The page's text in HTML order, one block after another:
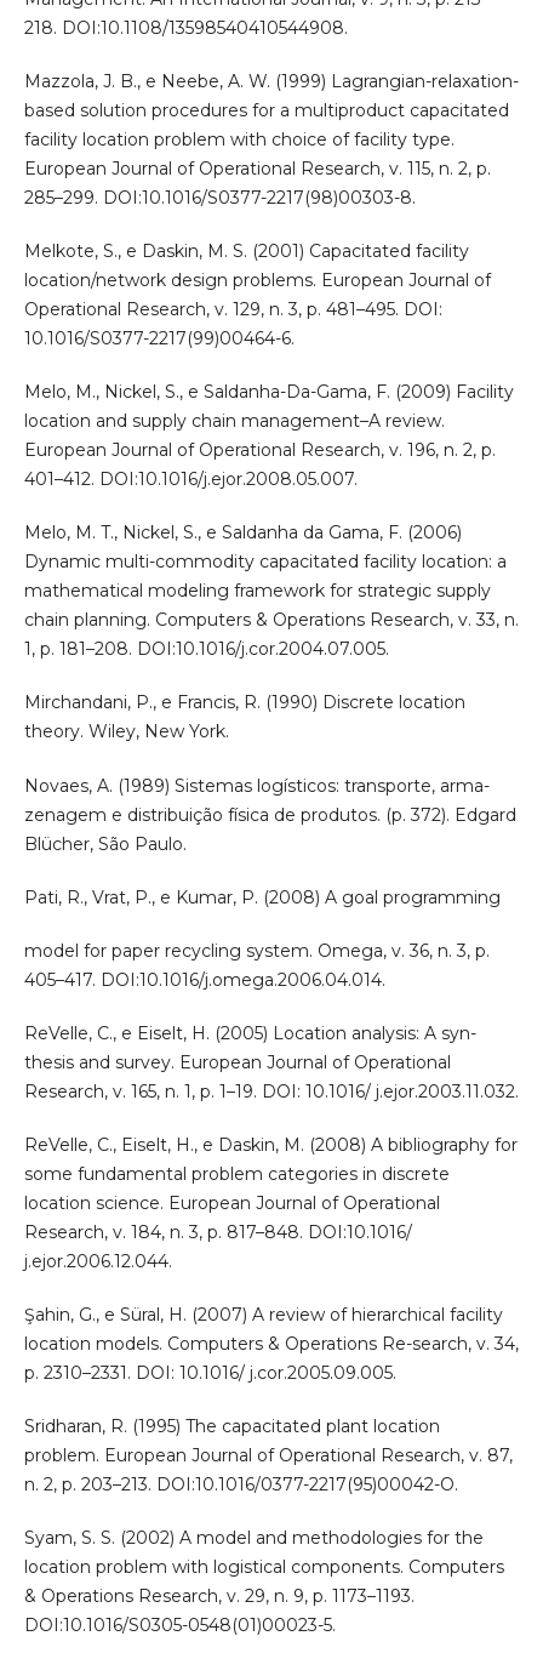
218. DOI:10.1108/13598540410544908.
Mazzola, J. B., e Neebe, A. W. (1999) Lagrangian-relaxation-
based solution procedures for a multiproduct capacitated
facility location problem with choice of facility type.
European Journal of Operational Research, v. 115, n. 2, p.
285–299. DOI:10.1016/S0377-2217(98)00303-8.
Melkote, S., e Daskin, M. S. (2001) Capacitated facility
location/network design problems. European Journal of
Operational Research, v. 129, n. 3, p. 481–495. DOI:
10.1016/S0377-2217(99)00464-6.
Melo, M., Nickel, S., e Saldanha-Da-Gama, F. (2009) Facility
location and supply chain management–A review.
European Journal of Operational Research, v. 196, n. 2, p.
401–412. DOI:10.1016/j.ejor.2008.05.007.
Melo, M. T., Nickel, S., e Saldanha da Gama, F. (2006)
Dynamic multi-commodity capacitated facility location: a
mathematical modeling framework for strategic supply
chain planning. Computers & Operations Research, v. 33, n.
1, p. 181–208. DOI:10.1016/j.cor.2004.07.005.
Mirchandani, P., e Francis, R. (1990) Discrete location
theory. Wiley, New York.
Novaes, A. (1989) Sistemas logísticos: transporte, arma-
zenagem e distribuição física de produtos. (p. 372). Edgard
Blücher, São Paulo.
Pati, R., Vrat, P., e Kumar, P. (2008) A goal programming
model for paper recycling system. Omega, v. 36, n. 3, p.
405–417. DOI:10.1016/j.omega.2006.04.014.
ReVelle, C., e Eiselt, H. (2005) Location analysis: A syn-
thesis and survey. European Journal of Operational
Research, v. 165, n. 1, p. 1–19. DOI: 10.1016/ j.ejor.2003.11.032.
ReVelle, C., Eiselt, H., e Daskin, M. (2008) A bibliography for
some fundamental problem categories in discrete
location science. European Journal of Operational
Research, v. 184, n. 3, p. 817–848. DOI:10.1016/
j.ejor.2006.12.044.
Şahin, G., e Süral, H. (2007) A review of hierarchical facility
location models. Computers & Operations Re-search, v. 34,
p. 2310–2331. DOI: 10.1016/ j.cor.2005.09.005.
Sridharan, R. (1995) The capacitated plant location
problem. European Journal of Operational Research, v. 87,
n. 2, p. 203–213. DOI:10.1016/0377-2217(95)00042-O.
Syam, S. S. (2002) A model and methodologies for the
location problem with logistical components. Computers
& Operations Research, v. 29, n. 9, p. 1173–1193.
DOI:10.1016/S0305-0548(01)00023-5.